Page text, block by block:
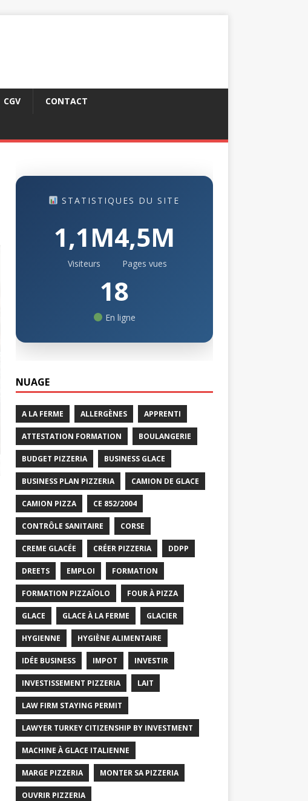
CGV CONTACT
STATISTIQUES DU SITE
1,1M
Visiteurs
4,5M
Pages vues
18
En ligne
NUAGE
A LA FERME ALLERGÈNES APPRENTI
ATTESTATION FORMATION BOULANGERIE
BUDGET PIZZERIA BUSINESS GLACE
BUSINESS PLAN PIZZERIA CAMION DE GLACE
CAMION PIZZA CE 852/2004
CONTRÔLE SANITAIRE CORSE
CREME GLACÉE CRÉER PIZZERIA DDPP
DREETS EMPLOI FORMATION
FORMATION PIZZAÏOLO FOUR À PIZZA
GLACE GLACE À LA FERME GLACIER
HYGIENNE HYGIÈNE ALIMENTAIRE
IDÉE BUSINESS IMPOT INVESTIR
INVESTISSEMENT PIZZERIA LAIT
LAW FIRM STAYING PERMIT
LAWYER TURKEY CITIZENSHIP BY INVESTMENT
MACHINE À GLACE ITALIENNE
MARGE PIZZERIA MONTER SA PIZZERIA
OUVRIR PIZZERIA